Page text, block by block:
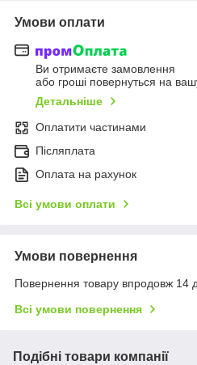
Умови оплати
Ви отримаєте замовлення
або гроші повернуться на
Детальніше
Оплатити частинами
Післяплата
Оплата на рахунок
Всі умови оплати
Умови повернення
Повернення товару впродовж 14
Всі умови повернення
Подібні товари компанії